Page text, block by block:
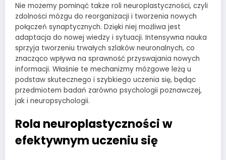
Nie możemy pominąć także roli neuroplastyczności, czyli
zdolności mózgu do reorganizacji i tworzenia nowych
połączeń synaptycznych. Dzięki niej możliwa jest
adaptacja do nowej wiedzy i sytuacji. Intensywna nauka
sprzyja tworzeniu trwałych szlaków neuronalnych, co
znacząco wpływa na sprawność przyswajania nowych
informacji. Właśnie te mechanizmy mózgowe leżą u
podstaw skutecznego i szybkiego uczenia się, będąc
przedmiotem badań zarówno psychologii poznawczej,
jak i neuropsychologii.
Rola neuroplastyczności w
efektywnym uczeniu się